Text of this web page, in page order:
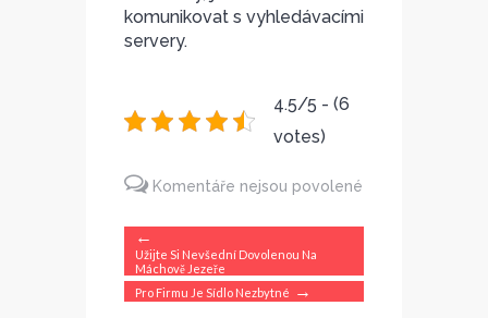
komunikovat s vyhledávacími
servery.
4.5/5 - (6
votes)
Komentáře nejsou povolené
textu
s
←
Užijte Si Nevšední Dovolenou Na
Máchově Jezeře
Pro Firmu Je Sídlo Nezbytné
→